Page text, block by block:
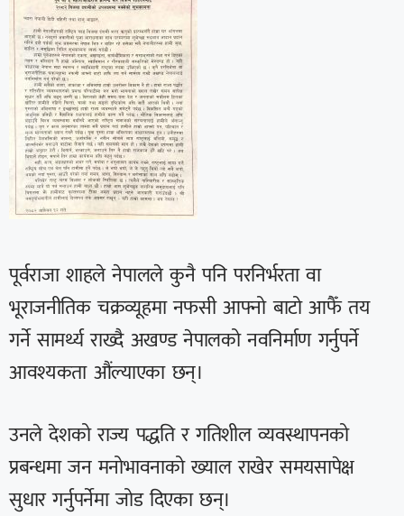
पूर्वराजा शाहले नेपालले कुनै पनि परनिर्भरता वा
भूराजनीतिक चक्रव्यूहमा नफसी आफ्नो बाटो आफैँ तय
गर्ने सामर्थ्य राख्दै अखण्ड नेपालको नवनिर्माण गर्नुपर्ने
आवश्यकता औंल्याएका छन्।
उनले देशको राज्य पद्धति र गतिशील व्यवस्थापनको
प्रबन्धमा जन मनोभावनाको ख्याल राखेर समयसापेक्ष
सुधार गर्नुपर्नेमा जोड दिएका छन्।